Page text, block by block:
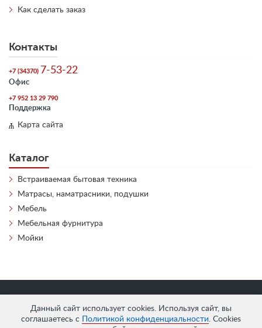
Данный сайт использует cookies. Используя сайт, вы
соглашаетесь с
Политикой конфиденциальности. Cookies
Как сделать заказ
Контакты
+7 (34370) 7-53-22
Офис
+7 952 13 29 790
Поддержка
Карта сайта
Каталог
Встраиваемая бытовая техника
Матрасы, наматрасники, подушки
Мебель
Мебельная фурнитура
Мойки